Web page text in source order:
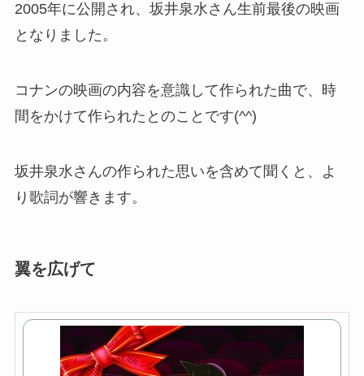
2005年に公開され、坂井泉水さん生前最後の映画
となりました。
コナンの映画の内容を意識して作られた曲で、時
間をかけて作られたとのことです(^^)
坂井泉水さんの作られた思いを含めて聞くと、よ
り歌詞が響きます。
翼を広げて